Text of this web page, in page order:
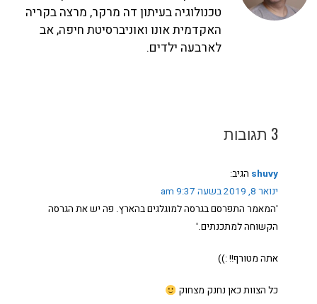
טכנולוגיה בעיתון דה מרקר, מרצה בקריה
האקדמית אונו ואוניברסיטת חיפה, אב
לארבעה ילדים.
3 תגובות
shuvy הגיב:
ינואר 8, 2019 בשעה 9:37 am
'המאמר התפרסם בגרסה למוגלגים בהארץ. פה יש את הגרסה
הקשוחה למתכנתים.'
אתה מטורף!! :))
כל הצוות כאן נחנק מצחוק